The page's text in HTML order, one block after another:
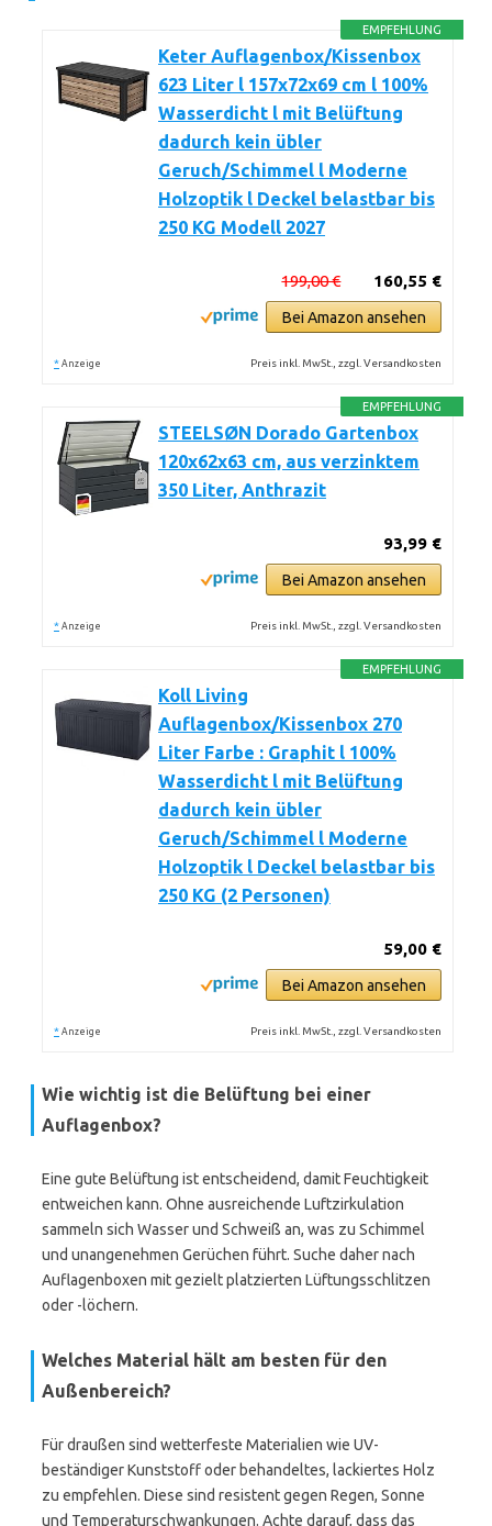
EMPFEHLUNG
Keter Auflagenbox/Kissenbox
623 Liter l 157x72x69 cm l 100%
Wasserdicht l mit Belüftung
dadurch kein übler
Geruch/Schimmel l Moderne
Holzoptik l Deckel belastbar bis
250 KG Modell 2027
160,55 €
199,00 €
Bei Amazon ansehen
* Anzeige Preis inkl. MwSt., zzgl. Versandkosten
EMPFEHLUNG
STEELSØN Dorado Gartenbox
120x62x63 cm, aus verzinktem
350 Liter, Anthrazit
93,99 €
Bei Amazon ansehen
* Anzeige Preis inkl. MwSt., zzgl. Versandkosten
EMPFEHLUNG
Koll Living
Auflagenbox/Kissenbox 270
Liter Farbe : Graphit l 100%
Wasserdicht l mit Belüftung
dadurch kein übler
Geruch/Schimmel l Moderne
Holzoptik l Deckel belastbar bis
250 KG (2 Personen)
59,00 €
Bei Amazon ansehen
* Anzeige Preis inkl. MwSt., zzgl. Versandkosten
Wie wichtig ist die Belüftung bei einer
Auflagenbox?
Eine gute Belüftung ist entscheidend, damit Feuchtigkeit
entweichen kann. Ohne ausreichende Luftzirkulation
sammeln sich Wasser und Schweiß an, was zu Schimmel
und unangenehmen Gerüchen führt. Suche daher nach
Auflagenboxen mit gezielt platzierten Lüftungsschlitzen
oder -löchern.
Welches Material hält am besten für den
Außenbereich?
Für draußen sind wetterfeste Materialien wie UV-
beständiger Kunststoff oder behandeltes, lackiertes Holz
zu empfehlen. Diese sind resistent gegen Regen, Sonne
und Temperaturschwankungen. Achte darauf, dass das